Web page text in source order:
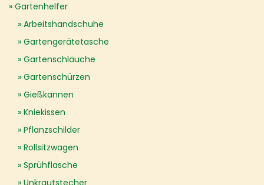
Gartenhelfer
Arbeitshandschuhe
Gartengerätetasche
Gartenschläuche
Gartenschürzen
Gießkannen
Kniekissen
Pflanzschilder
Rollsitzwagen
Sprühflasche
Unkrautstecher